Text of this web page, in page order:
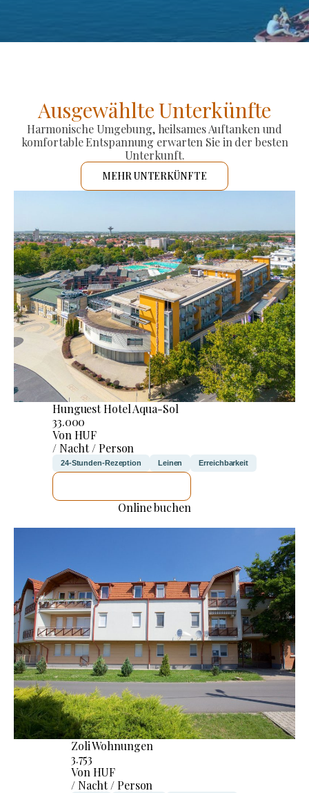
Ausgewählte Unterkünfte
Harmonische Umgebung, heilsames Auftanken und
komfortable Entspannung erwarten Sie in der besten
Unterkunft.
MEHR UNTERKÜNFTE
Hunguest Hotel Aqua-Sol
33.000
Von HUF
/ Nacht / Person
24-Stunden-Rezeption Leinen Erreichbarkeit
Online buchen
Zoli Wohnungen
3.753
Von HUF
/ Nacht / Person